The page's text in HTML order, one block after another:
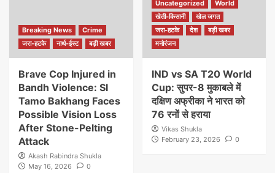
Breaking News
Crime
जरा-हटके
नार्थ-ईस्ट बड़ी खबर
Brave Cop Injured in
Bandh Violence: SI
Tamo Bakhang Faces
Possible Vision Loss
After Stone-Pelting
Attack
Akash Rabindra Shukla
May 16, 2026
0
Uncategorized
World
खेती-किसानी
खेल जगत
जरा-हटके
देश
बड़ी खबर
मनोरंजन
IND vs SA T20 World
Cup: सुपर-8 मुकाबले में
दक्षिण अफ्रीका ने भारत को
76 रनों से हराया
Vikas Shukla
February 23, 2026
0